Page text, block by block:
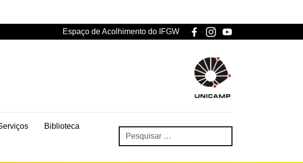
Espaço de Acolhimento do IFGW
Biblioteca